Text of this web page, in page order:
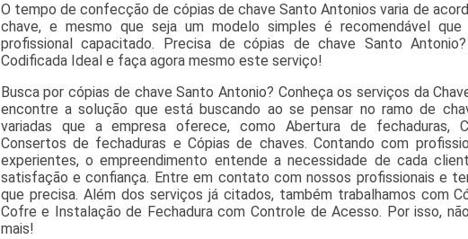
O tempo de confecção de cópias de chave Santo Antonios varia de
chave, e mesmo que seja um modelo simples é recomendável
profissional capacitado. Precisa de cópias de chave Santo
Codificada Ideal e faça agora mesmo este serviço!
Busca por cópias de chave Santo Antonio? Conheça os serviços da
encontre a solução que está buscando ao se pensar no ramo de
variadas que a empresa oferece, como Abertura de fechaduras,
Consertos de fechaduras e Cópias de chaves. Contando com
experientes, o empreendimento entende a necessidade de cada
satisfação e confiança. Entre em contato com nossos profissionais e
que precisa. Além dos serviços já citados, também trabalhamos com
Cofre e Instalação de Fechadura com Controle de Acesso. Por isso,
mais!